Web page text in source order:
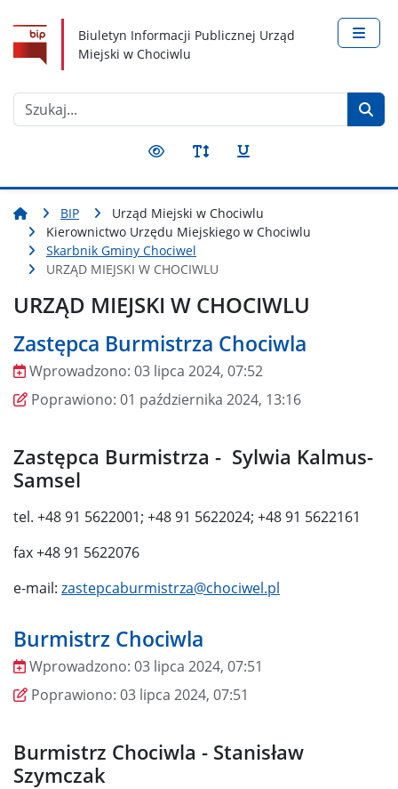
Biuletyn Informacji Publicznej Urząd
Miejski w Chociwlu
Szukaj
BIP
Urząd Miejski w Chociwlu
Kierownictwo Urzędu Miejskiego w Chociwlu
Skarbnik Gminy Chociwel
URZĄD MIEJSKI W CHOCIWLU
URZĄD MIEJSKI W CHOCIWLU
Zastępca Burmistrza Chociwla
Wprowadzono
Wprowadzono: 03 lipca 2024, 07:52
Poprawiono
Poprawiono: 01 października 2024, 13:16
Zastępca Burmistrza - Sylwia Kalmus-
Samsel
tel. +48 91 5622001; +48 91 5622024; +48 91 5622161
fax +48 91 5622076
e-mail: zastepcaburmistrza@chociwel.pl
Burmistrz Chociwla
Wprowadzono
Wprowadzono: 03 lipca 2024, 07:51
Poprawiono
Poprawiono: 03 lipca 2024, 07:51
Burmistrz Chociwla - Stanisław
Szymczak